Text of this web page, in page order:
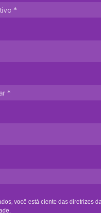
você está ciente das diretrizes